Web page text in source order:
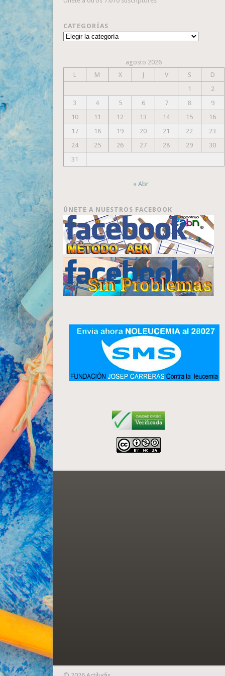
CATEGORÍAS
Categorías
agosto 2026
L
M X J V S
D
1
2
3
4 5 6 7 8
9
10
11 12 13 14 15
16
17
18 19 20 21 22
23
24
25 26 27 28 29
30
31
« Abr
ÚNETE A NUESTROS FACEBOOK